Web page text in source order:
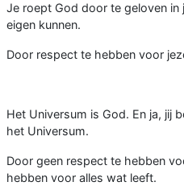
Je roept God door te geloven in
eigen kunnen.
Door respect te hebben voor
Het Universum is God. En ja, jij
het Universum.
Door geen respect te hebben
hebben voor alles wat leeft.